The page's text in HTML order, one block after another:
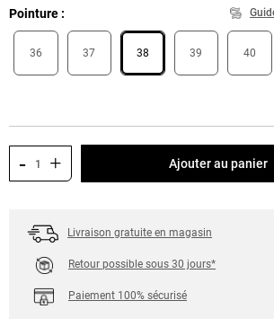
Pointure
36 37 38 39 40
- + Ajouter au panier
Livraison gratuite en magasin
Retour possible sous 30 jours*
Paiement 100% sécurisé